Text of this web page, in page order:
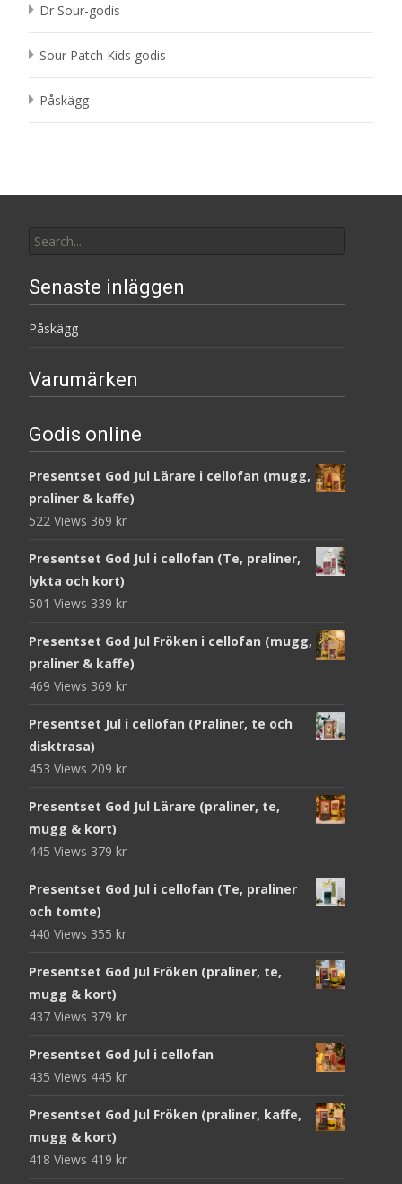
Dr Sour-godis
Sour Patch Kids godis
Påskägg
for:
Senaste inläggen
Påskägg
Varumärken
Godis online
Presentset God Jul Lärare i cellofan (mugg,
praliner & kaffe)
522 Views 369 kr
Presentset God Jul i cellofan (Te, praliner,
lykta och kort)
501 Views 339 kr
Presentset God Jul Fröken i cellofan (mugg,
praliner & kaffe)
469 Views 369 kr
Presentset Jul i cellofan (Praliner, te och
disktrasa)
453 Views 209 kr
Presentset God Jul Lärare (praliner, te,
mugg & kort)
445 Views 379 kr
Presentset God Jul i cellofan (Te, praliner
och tomte)
440 Views 355 kr
Presentset God Jul Fröken (praliner, te,
mugg & kort)
437 Views 379 kr
Presentset God Jul i cellofan
435 Views 445 kr
Presentset God Jul Fröken (praliner, kaffe,
mugg & kort)
418 Views 419 kr